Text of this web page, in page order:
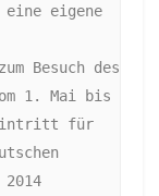
eigene
Besuch des
1. Mai bis
Eintritt für